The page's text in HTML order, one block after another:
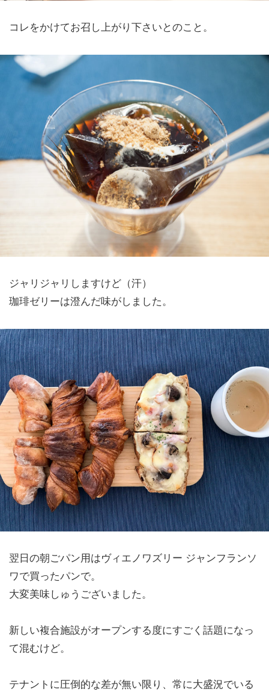
コレをかけてお召し上がり下さいとのこと。
ジャリジャリしますけど（汗）
珈琲ゼリーは澄んだ味がしました。
翌日の朝ごパン用はヴィエノワズリー ジャンフランソ
ワで買ったパンで。
大変美味しゅうございました。
新しい複合施設がオープンする度にすごく話題になっ
て混むけど。
テナントに圧倒的な差が無い限り、常に大盛況でいる